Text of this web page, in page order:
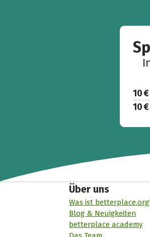
10 €
10 €
Über uns
Was ist
Blog & Neuigkeiten
betterplace academy